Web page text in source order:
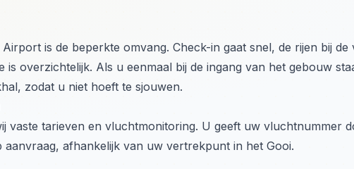
is de beperkte omvang. Check-in gaat snel, de rijen bij
overzichtelijk. Als u eenmaal bij de ingang van het gebouw
zodat u niet hoeft te sjouwen.
vaste tarieven en vluchtmonitoring. U geeft uw vluchtnummer
aanvraag, afhankelijk van uw vertrekpunt in het Gooi.